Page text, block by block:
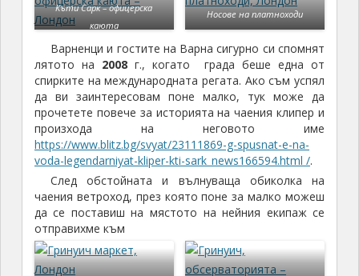
Къти Сарк – офицерска
каюта
Носове на платноходи
Варненци и гостите на Варна сигурно си спомнят
лятото на 2008 г., когато града беше една от
спирките на международната регата. Ако съм успял
да ви заинтересовам поне малко, тук може да
прочетете повече за историята на чаения клипер и
произхода на неговото име
https://www.blitz.bg/svyat/23111869-g-spusnat-e-na-
voda-legendarniyat-kliper-kti-sark_news166594.html /.
След обстойната и вълнуваща обиколка на
чаения ветроход, през която поне за малко можеш
да се поставиш на мястото на нейния екипаж се
отправихме към